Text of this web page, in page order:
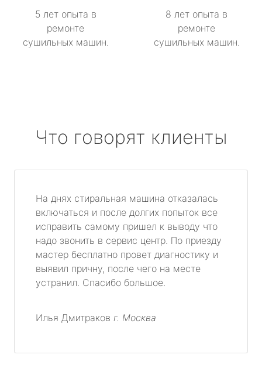
5 лет опыта в
ремонте
сушильных машин.
8 лет опыта в
ремонте
сушильных машин.
Что говорят клиенты
На днях стиральная машина отказалась
включаться и после долгих попыток все
исправить самому пришел к выводу что
надо звонить в сервис центр. По приезду
мастер бесплатно провет диагностику и
выявил причну, после чего на месте
устранил. Спасибо большое.
Илья Дмитраков г. Москва